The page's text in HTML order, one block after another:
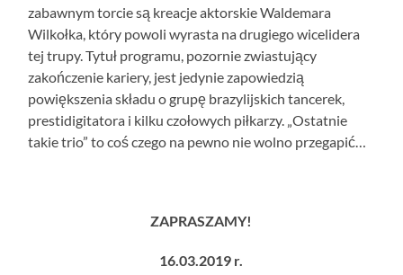
zabawnym torcie są kreacje aktorskie Waldemara
Wilkołka, który powoli wyrasta na drugiego wicelidera
tej trupy. Tytuł programu, pozornie zwiastujący
zakończenie kariery, jest jedynie zapowiedzią
powiększenia składu o grupę brazylijskich tancerek,
prestidigitatora i kilku czołowych piłkarzy. „Ostatnie
takie trio” to coś czego na pewno nie wolno przegapić…
ZAPRASZAMY!
16.03.2019 r.